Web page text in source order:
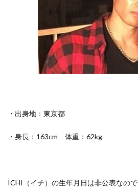
・出身地：東京都
・身長：163cm 体重：62kg
ICHI（イチ）の生年月日は非公表なので